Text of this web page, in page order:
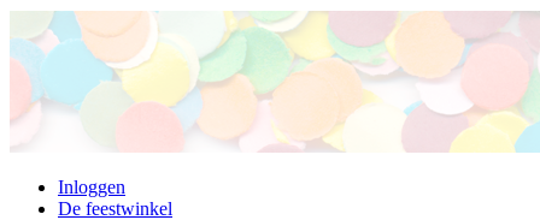
Inloggen
De feestwinkel